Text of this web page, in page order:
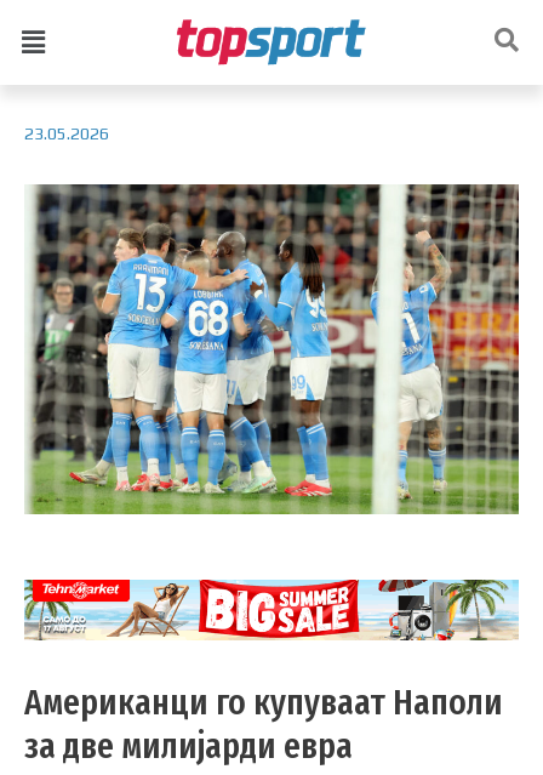
23.05.2026
Американци го купуваат Наполи
за две милијарди евра